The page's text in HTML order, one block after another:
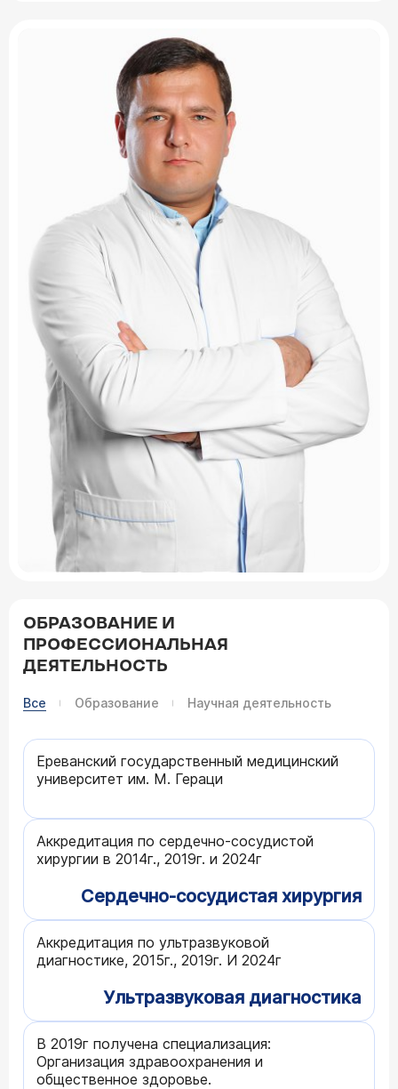
ОБРАЗОВАНИЕ И
ПРОФЕССИОНАЛЬНАЯ
ДЕЯТЕЛЬНОСТЬ
Все Образование Научная деятельность
Ереванский государственный медицинский
университет им. М. Гераци
Аккредитация по сердечно-сосудистой
хирургии в 2014г., 2019г. и 2024г
Сердечно-сосудистая хирургия
Аккредитация по ультразвуковой
диагностике, 2015г., 2019г. И 2024г
Ультразвуковая диагностика
В 2019г получена специализация:
Организация здравоохранения и
общественное здоровье.